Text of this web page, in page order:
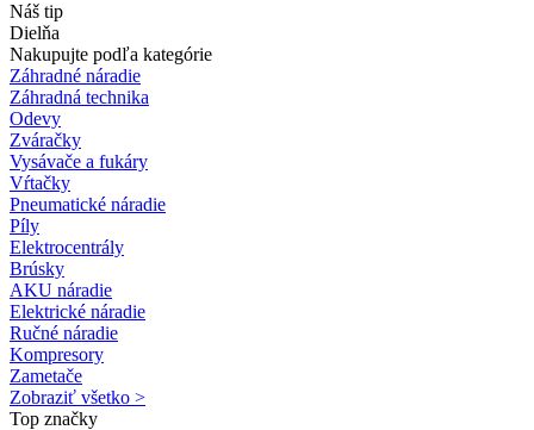
Náš tip
Dielňa
Nakupujte podľa kategórie
Záhradné náradie
Záhradná technika
Odevy
Zváračky
Vysávače a fukáry
Vŕtačky
Pneumatické náradie
Píly
Elektrocentrály
Brúsky
AKU náradie
Elektrické náradie
Ručné náradie
Kompresory
Zametače
Zobraziť všetko >
Top značky